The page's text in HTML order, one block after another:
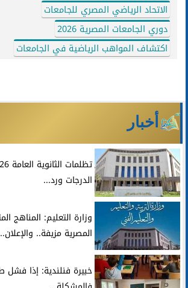
الاتحاد الرياضي المصري للجامعات
دوري الجامعات المصرية 2026
اكتشاف المواهب الرياضية في الجامعات
أخبار
الدرجات ورد...
وزارة التعليم: المناهج
المصرية مزيفة..
خبيرة فنلندية: إذا